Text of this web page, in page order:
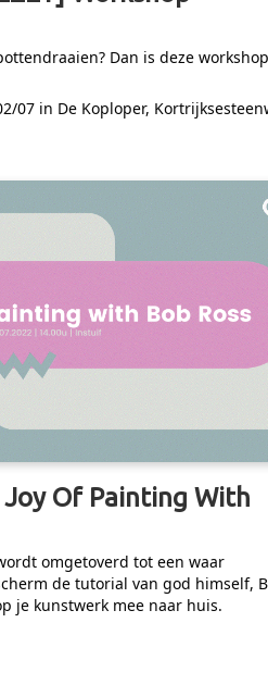
Dan is deze workshop
07 in De Koploper,
Of Painting With
omgetoverd tot een waar
de tutorial van god himself,
je kunstwerk mee naar huis.